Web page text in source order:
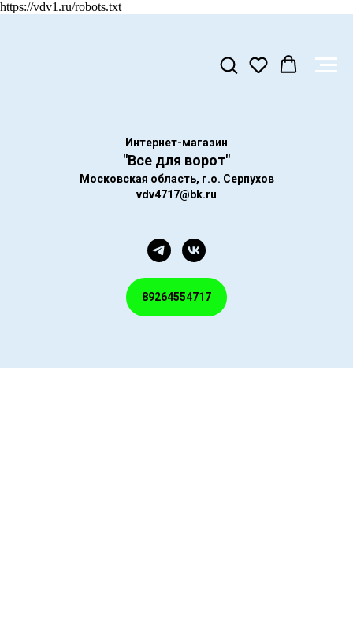
https://vdv1.ru/robots.txt
Интернет-магазин
"Все для ворот"
Московская область, г.о. Серпухов
vdv4717@bk.ru
89264554717